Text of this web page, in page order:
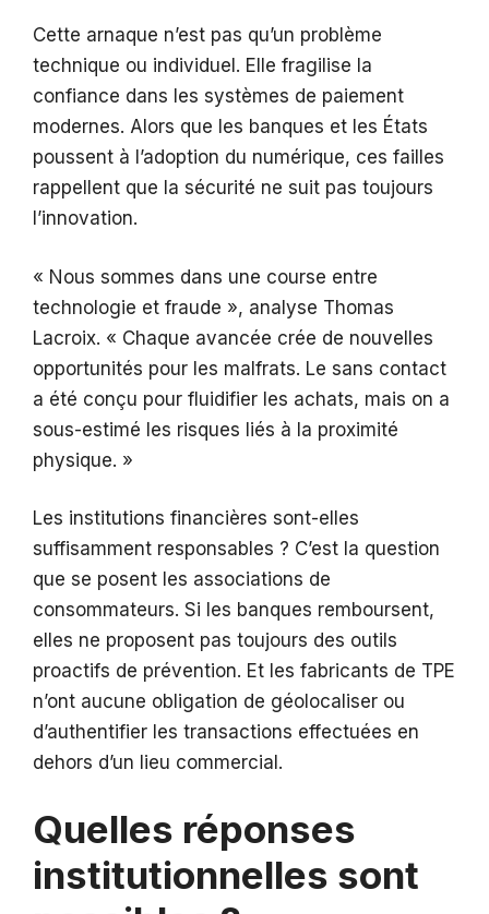
Cette arnaque n’est pas qu’un problème
technique ou individuel. Elle fragilise la
confiance dans les systèmes de paiement
modernes. Alors que les banques et les États
poussent à l’adoption du numérique, ces failles
rappellent que la sécurité ne suit pas toujours
l’innovation.
« Nous sommes dans une course entre
technologie et fraude », analyse Thomas
Lacroix. « Chaque avancée crée de nouvelles
opportunités pour les malfrats. Le sans contact
a été conçu pour fluidifier les achats, mais on a
sous-estimé les risques liés à la proximité
physique. »
Les institutions financières sont-elles
suffisamment responsables ? C’est la question
que se posent les associations de
consommateurs. Si les banques remboursent,
elles ne proposent pas toujours des outils
proactifs de prévention. Et les fabricants de TPE
n’ont aucune obligation de géolocaliser ou
d’authentifier les transactions effectuées en
dehors d’un lieu commercial.
Quelles réponses
institutionnelles sont